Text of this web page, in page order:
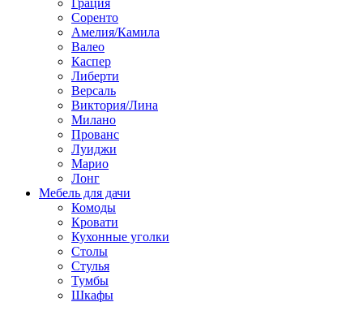
Грация
Соренто
Амелия/Камила
Валео
Каспер
Либерти
Версаль
Виктория/Лина
Милано
Прованс
Луиджи
Марио
Лонг
Мебель для дачи
Комоды
Кровати
Кухонные уголки
Столы
Стулья
Тумбы
Шкафы